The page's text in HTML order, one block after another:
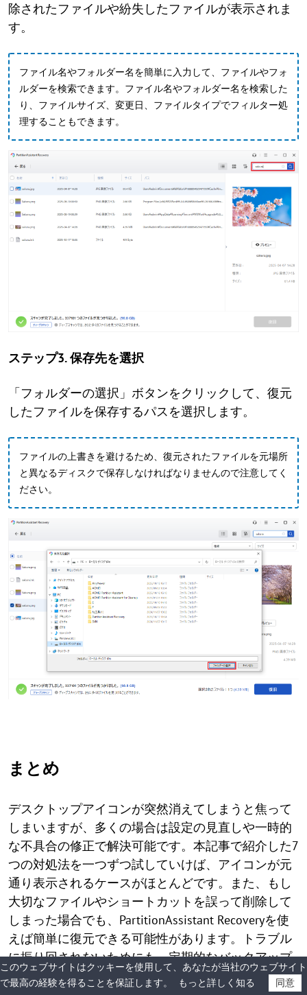
除されたファイルや紛失したファイルが表示されま
す。
ファイル名やフォルダー名を簡単に入力して、ファイルやフォ
ルダーを検索できます。ファイル名やフォルダー名を検索した
り、ファイルサイズ、変更日、ファイルタイプでフィルター処
理することもできます。
ステップ3. 保存先を選択
「フォルダーの選択」ボタンをクリックして、復元
したファイルを保存するパスを選択します。
ファイルの上書きを避けるため、復元されたファイルを元場所
と異なるディスクで保存しなければなりませんので注意してく
ださい。
まとめ
デスクトップアイコンが突然消えてしまうと焦って
しまいますが、多くの場合は設定の見直しや一時的
な不具合の修正で解決可能です。本記事で紹介した7
つの対処法を一つずつ試していけば、アイコンが元
通り表示されるケースがほとんどです。また、もし
大切なファイルやショートカットを誤って削除して
しまった場合でも、PartitionAssistant Recoveryを使
えば簡単に復元できる可能性があります。トラブル
に振り回されないためにも、定期的なバックアップ
や設定の確認を習慣化することもおすすめです。
このウェブサイトはクッキーを使用して、あなたが当社のウェブサイト
で最高の経験を得ることを保証します。
もっと詳しく知る 同意